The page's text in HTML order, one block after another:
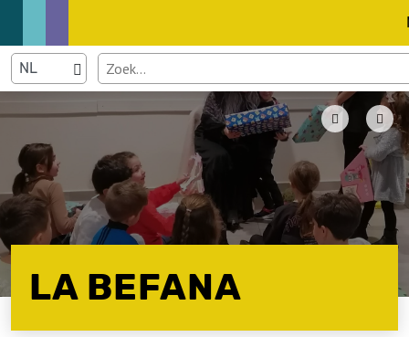
LA BEFANA